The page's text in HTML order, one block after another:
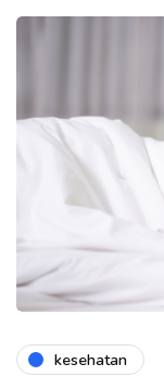
kesehatan